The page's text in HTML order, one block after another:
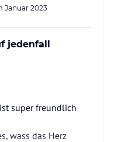
Januar 2023
jedenfall
super freundlich
wass das Herz